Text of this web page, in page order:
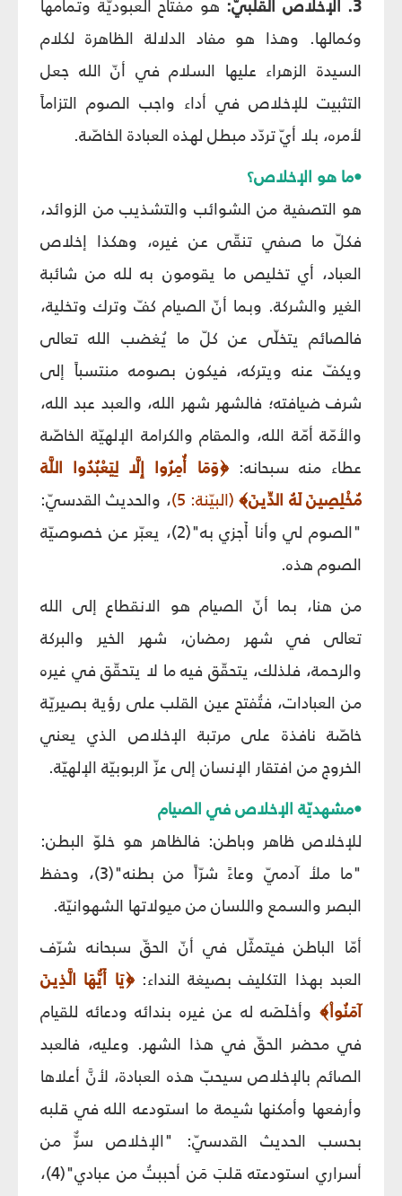
3. الإخلاص القلبيّ:
هو مفتاح العبوديّة وتمامها
وكمالها. وهذا هو مفاد الدلالة الظاهرة لكلام
السيدة الزهراء عليها السلام في أنّ الله جعل
التثبيت للإخلاص في أداء واجب الصوم التزاماً
لأمره، بلا أيّ تردّد مبطل لهذه العبادة الخاصّة.
•ما هو الإخلاص؟
هو التصفية من الشوائب والتشذيب من الزوائد،
فكلّ ما صفي تنقّى عن غيره، وهكذا إخلاص
العباد، أي تخليص ما يقومون به لله من شائبة
الغير والشركة. وبما أنّ الصيام كفّ وترك وتخلية،
فالصائم يتخلّى عن كلّ ما يُغضب الله تعالى
ويكفّ عنه ويتركه، فيكون بصومه منتسباً إلى
شرف ضيافته؛ فالشهر شهر الله، والعبد عبد الله،
والأمّة أمّة الله، والمقام والكرامة الإلهيّة الخاصّة
عطاء منه سبحانه:﴿وَمَا أُمِرُوا إِلَّا لِيَعْبُدُوا اللَّهَ
مُخْلِصِينَ لَهُ الدِّينَ﴾ (البيّنة: 5)
، والحديث القدسيّ:
"الصوم لي وأنا أَجزي به"(2)، يعبّر عن خصوصيّة
الصوم هذه.
من هنا، بما أنّ الصيام هو الانقطاع إلى الله
تعالى في شهر رمضان، شهر الخير والبركة
والرحمة، فلذلك، يتحقّق فيه ما لا يتحقّق في غيره
من العبادات، فتُفتح عين القلب على رؤية بصيريّة
خاصّة نافذة على مرتبة الإخلاص الذي يعني
الخروج من افتقار الإنسان إلى عزّ الربوبيّة الإلهيّة.
•مشهديّة الإخلاص في الصيام
للإخلاص ظاهر وباطن: فالظاهر هو خلوّ البطن:
"ما ملأ آدميّ وعاءً شرّاً من بطنه"(3)، وحفظ
البصر والسمع واللسان من ميولاتها الشهوانيّة.
أمّا الباطن فيتمثّل في أنّ الحقّ سبحانه شرّف
العبد بهذا التكليف بصيغة النداء:﴿يَا أَيُّهَا الَّذِينَ
آمَنُواْ﴾ وأخلَصَه له عن غيره بندائه ودعائه للقيام
في محضر الحقّ في هذا الشهر. وعليه، فالعبد
الصائم بالإخلاص سيحبّ هذه العبادة، لأنَّ أعلاها
وأرفعها وأمكنها شيمة ما استودعه الله في قلبه
بحسب الحديث القدسيّ: "الإخلاص سرٌّ من
أسراري استودعته قلبَ مَن أحببتُ من عبادي"(4)،